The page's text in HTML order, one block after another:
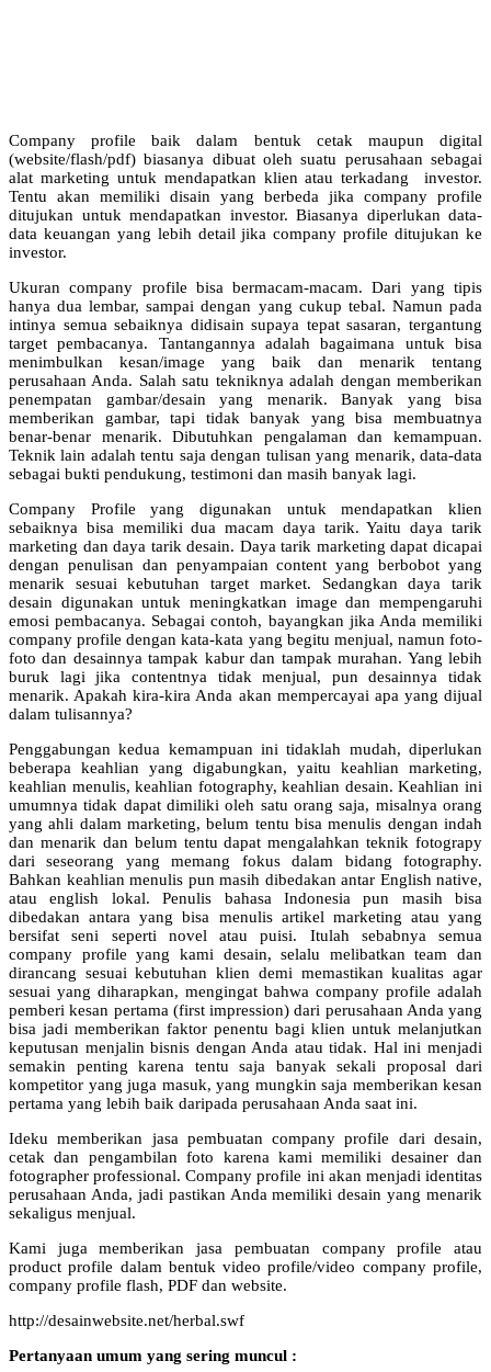
Company profile baik dalam bentuk cetak maupun digital
(website/flash/pdf) biasanya dibuat oleh suatu perusahaan sebagai
alat marketing untuk mendapatkan klien atau terkadang investor.
Tentu akan memiliki disain yang berbeda jika company profile
ditujukan untuk mendapatkan investor. Biasanya diperlukan data-
data keuangan yang lebih detail jika company profile ditujukan ke
investor.
Ukuran company profile bisa bermacam-macam. Dari yang tipis
hanya dua lembar, sampai dengan yang cukup tebal. Namun pada
intinya semua sebaiknya didisain supaya tepat sasaran, tergantung
target pembacanya. Tantangannya adalah bagaimana untuk bisa
menimbulkan kesan/image yang baik dan menarik tentang
perusahaan Anda. Salah satu tekniknya adalah dengan memberikan
penempatan gambar/desain yang menarik. Banyak yang bisa
memberikan gambar, tapi tidak banyak yang bisa membuatnya
benar-benar menarik. Dibutuhkan pengalaman dan kemampuan.
Teknik lain adalah tentu saja dengan tulisan yang menarik, data-data
sebagai bukti pendukung, testimoni dan masih banyak lagi.
Company Profile yang digunakan untuk mendapatkan klien
sebaiknya bisa memiliki dua macam daya tarik. Yaitu daya tarik
marketing dan daya tarik desain. Daya tarik marketing dapat dicapai
dengan penulisan dan penyampaian content yang berbobot yang
menarik sesuai kebutuhan target market. Sedangkan daya tarik
desain digunakan untuk meningkatkan image dan mempengaruhi
emosi pembacanya. Sebagai contoh, bayangkan jika Anda memiliki
company profile dengan kata-kata yang begitu menjual, namun foto-
foto dan desainnya tampak kabur dan tampak murahan. Yang lebih
buruk lagi jika contentnya tidak menjual, pun desainnya tidak
menarik. Apakah kira-kira Anda akan mempercayai apa yang dijual
dalam tulisannya?
Penggabungan kedua kemampuan ini tidaklah mudah, diperlukan
beberapa keahlian yang digabungkan, yaitu keahlian marketing,
keahlian menulis, keahlian fotography, keahlian desain. Keahlian ini
umumnya tidak dapat dimiliki oleh satu orang saja, misalnya orang
yang ahli dalam marketing, belum tentu bisa menulis dengan indah
dan menarik dan belum tentu dapat mengalahkan teknik fotograpy
dari seseorang yang memang fokus dalam bidang fotography.
Bahkan keahlian menulis pun masih dibedakan antar English native,
atau english lokal. Penulis bahasa Indonesia pun masih bisa
dibedakan antara yang bisa menulis artikel marketing atau yang
bersifat seni seperti novel atau puisi. Itulah sebabnya semua
company profile yang kami desain, selalu melibatkan team dan
dirancang sesuai kebutuhan klien demi memastikan kualitas agar
sesuai yang diharapkan, mengingat bahwa company profile adalah
pemberi kesan pertama (first impression) dari perusahaan Anda yang
bisa jadi memberikan faktor penentu bagi klien untuk melanjutkan
keputusan menjalin bisnis dengan Anda atau tidak. Hal ini menjadi
semakin penting karena tentu saja banyak sekali proposal dari
kompetitor yang juga masuk, yang mungkin saja memberikan kesan
pertama yang lebih baik daripada perusahaan Anda saat ini.
Ideku memberikan jasa pembuatan company profile dari desain,
cetak dan pengambilan foto karena kami memiliki desainer dan
fotographer professional. Company profile ini akan menjadi identitas
perusahaan Anda, jadi pastikan Anda memiliki desain yang menarik
sekaligus menjual.
Kami juga memberikan jasa pembuatan company profile atau
product profile dalam bentuk video profile/video company profile,
company profile flash, PDF dan website.
http://desainwebsite.net/herbal.swf
Pertanyaan umum yang sering muncul :